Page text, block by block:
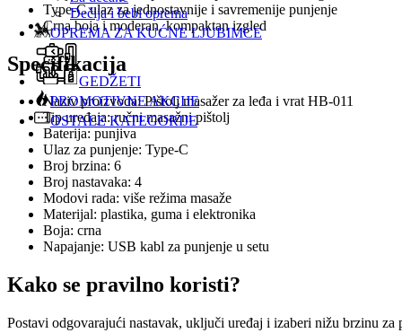
Dečija i bebi oprema
OPREMA ZA KUĆNE LJUBIMCE
GEDŽETI
PROMOTIVNE AKCIJE
OSTALE KATEGORIJE
Type-C ulaz za jednostavnije i savremenije punjenje
Crna boja i moderan, kompaktan izgled
Specifikacija
Naziv proizvoda: Pištolj masažer za leđa i vrat HB-011
Tip uređaja: ručni masažni pištolj
Baterija: punjiva
Ulaz za punjenje: Type-C
Broj brzina: 6
Broj nastavaka: 4
Modovi rada: više režima masaže
Materijal: plastika, guma i elektronika
Boja: crna
Napajanje: USB kabl za punjenje u setu
Kako se pravilno koristi?
Postavi odgovarajući nastavak, uključi uređaj i izaberi nižu brzinu